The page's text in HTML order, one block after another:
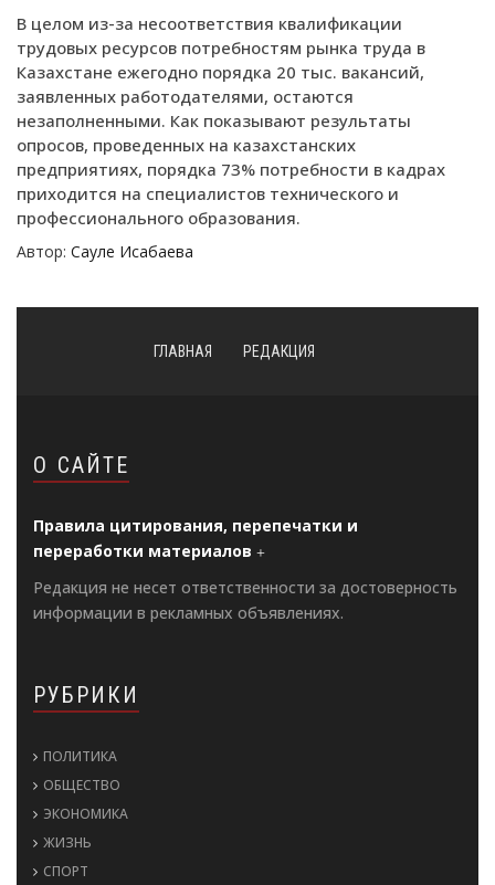
В целом из-за несоответствия квалификации
трудовых ресурсов потребностям рынка труда в
Казахстане ежегодно порядка 20 тыс. вакансий,
заявленных работодателями, остаются
незаполненными. Как показывают результаты
опросов, проведенных на казахстанских
предприятиях, порядка 73% потребности в кадрах
приходится на специалистов технического и
профессионального образования.
Автор: Сауле Исабаева
ГЛАВНАЯ РЕДАКЦИЯ
О САЙТЕ
Правила цитирования, перепечатки и
переработки материалов
Редакция не несет ответственности за достоверность
информации в рекламных объявлениях.
РУБРИКИ
ПОЛИТИКА
ОБЩЕСТВО
ЭКОНОМИКА
ЖИЗНЬ
СПОРТ